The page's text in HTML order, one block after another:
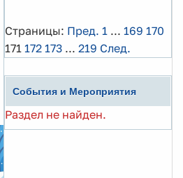
Страницы: Пред. 1 ... 169 170
171 172 173 ... 219 След.
События и Мероприятия
Раздел не найден.